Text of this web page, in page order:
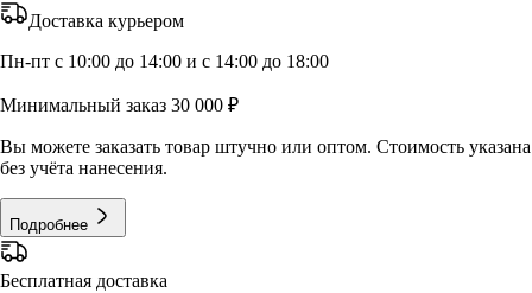
Доставка курьером
Пн-пт с 10:00 до 14:00 и с 14:00 до 18:00
Минимальный заказ 30 000 ₽
Вы можете заказать товар штучно или оптом. Стоимость указана
без учёта нанесения.
Подробнее
Бесплатная доставка